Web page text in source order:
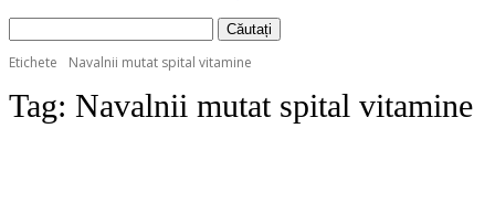
Etichete Navalnii mutat spital vitamine
Tag: Navalnii mutat spital vitamine